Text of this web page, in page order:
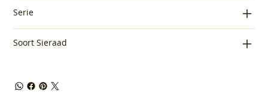
Serie
Soort Sieraad